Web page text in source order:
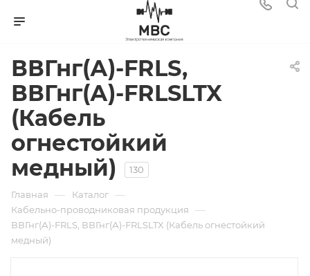
ВВГнг(А)-FRLS,
ВВГнг(А)-FRLSLTX
(Кабель
огнестойкий
медный)
130
Главная — Каталог —
Кабельно-проводниковая продукция —
ВВГнг(А)-FRLS, ВВГнг(А)-FRLSLTX (Кабель огнестойкий
медный)